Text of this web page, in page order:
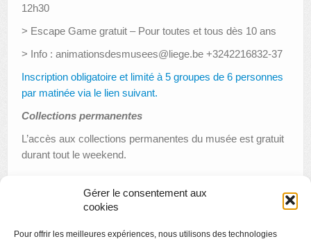
Gérer le consentement aux
cookies
Pour offrir les meilleures expériences, nous utilisons des technologies
12h30
> Escape Game gratuit – Pour toutes et tous dès 10 ans
> Info : animationsdesmusees@liege.be +3242216832-37
Inscription obligatoire et limité à 5 groupes de 6 personnes
par matinée via le lien suivant.
Collections permanentes
L’accès aux collections permanentes du musée est gratuit
durant tout le weekend.
10 défis au musée avec ton smartphone